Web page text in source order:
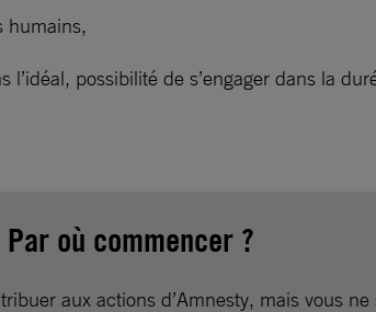
humains,
possibilité de s’engager dans la
Par où commencer ?
aux actions d’Amnesty, mais vous ne